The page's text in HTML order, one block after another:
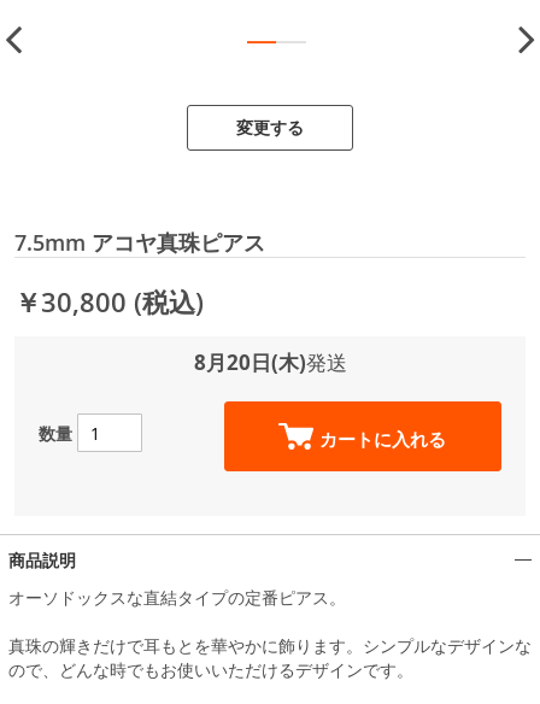
変更する
7.5mm アコヤ真珠ピアス
￥30,800 (税込)
8月20日(木)発送
数量 カートに入れる
商品説明
オーソドックスな直結タイプの定番ピアス。
真珠の輝きだけで耳もとを華やかに飾ります。シンプルなデザインな
ので、どんな時でもお使いいただけるデザインです。